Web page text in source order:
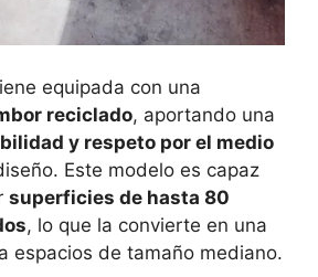
equipada con una
reciclado, aportando una
y respeto por el medio
Este modelo es capaz
superficies de hasta 80
, lo que la convierte en una
espacios de tamaño mediano.